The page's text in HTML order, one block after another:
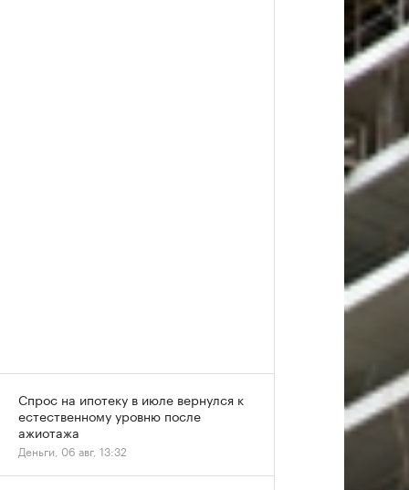
Спрос на ипотеку в июле вернулся к
естественному уровню после
ажиотажа
Деньги, 06 авг, 13:32